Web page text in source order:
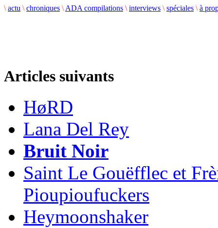
\ actu \ chroniques \ ADA compilations \ interviews \ spéciales \ à
Articles suivants
HøRD
Lana Del Rey
Bruit Noir
Saint Le Gouëfflec et
Pioupioufuckers
Heymoonshaker